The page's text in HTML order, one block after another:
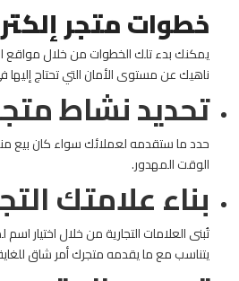
خطوات متجر
يمكنك بدء تلك الخطوات من خلال مواقع
ناهيك عن مستوى الأمان التي تحتاج إليها
تحديد نشاط
حدد ما ستقدمه لعملائك سواء كان بيع
الوقت المهدور.
بناء علامتك
تُبنى العلامات التجارية من خلال اختيار
يتناسب مع ما يقدمه متجرك أمر شاق